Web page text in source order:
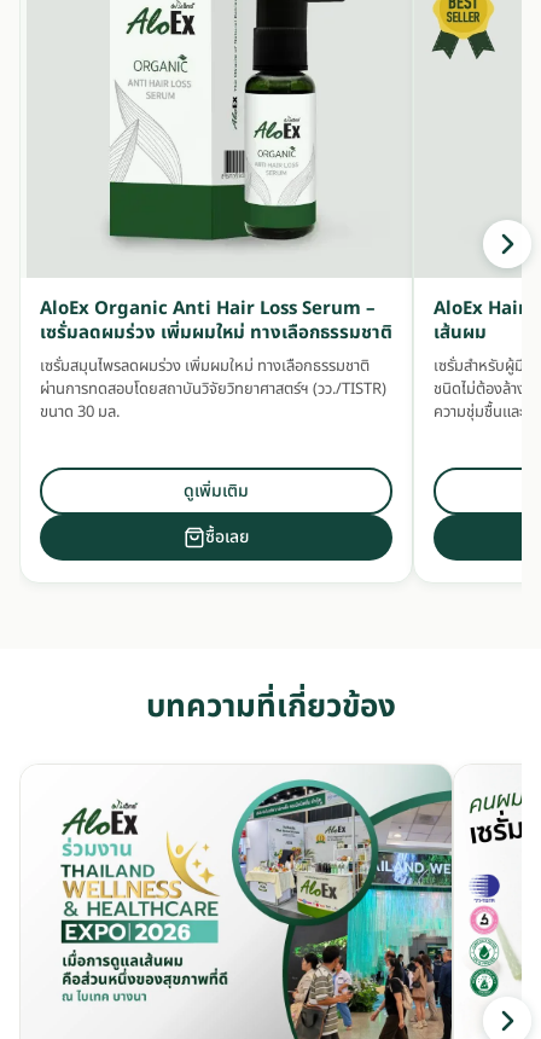
AloEx Organic Anti Hair Loss Serum –
เซรั่มลดผมร่วง เพิ่มผมใหม่ ทางเลือกธรรมชาติ
เซรั่มสมุนไพรลดผมร่วง เพิ่มผมใหม่ ทางเลือกธรรมชาติ
ผ่านการทดสอบโดยสถาบันวิจัยวิทยาศาสตร์ฯ (วว./TISTR)
ขนาด 30 มล.
ดูเพิ่มเติม
ซื้อเลย
AloEx Hair
เส้นผม
เซรั่มสำหรับผู้มี
ชนิดไม่ต้องล้างอ
ความชุ่มชื้นและส
บทความที่เกี่ยวข้อง